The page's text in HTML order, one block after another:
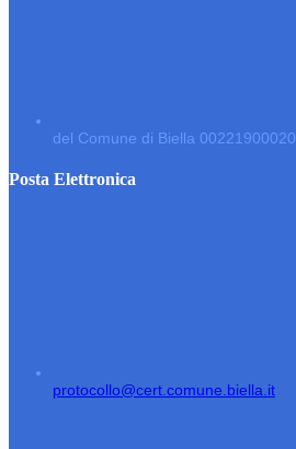
del Comune di Biella 00221900020
Posta Elettronica
protocollo@cert.comune.biella.it